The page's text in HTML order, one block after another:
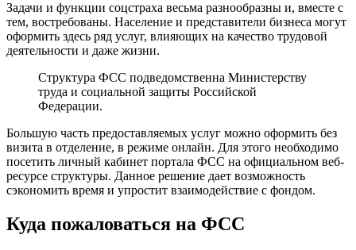
Задачи и функции соцстраха весьма разнообразны и, вместе с
тем, востребованы. Население и представители бизнеса могут
оформить здесь ряд услуг, влияющих на качество трудовой
деятельности и даже жизни.
Структура ФСС подведомственна Министерству
труда и социальной защиты Российской
Федерации.
Большую часть предоставляемых услуг можно оформить без
визита в отделение, в режиме онлайн. Для этого необходимо
посетить личный кабинет портала ФСС на официальном веб-
ресурсе структуры. Данное решение дает возможность
сэкономить время и упростит взаимодействие с фондом.
Куда пожаловаться на ФСС